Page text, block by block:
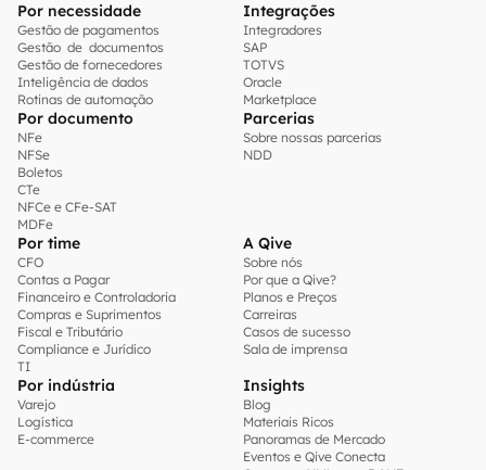
Por necessidade
Gestão de pagamentos
Gestão de documentos
Gestão de fornecedores
Inteligência de dados
Rotinas de automação
Integrações
Integradores
SAP
TOTVS
Oracle
Marketplace
Por documento
NFe
NFSe
Boletos
CTe
NFCe e CFe-SAT
MDFe
Parcerias
Sobre nossas parcerias
NDD
Por time
CFO
Contas a Pagar
Financeiro e Controladoria
Compras e Suprimentos
Fiscal e Tributário
Compliance e Jurídico
TI
A Qive
Sobre nós
Por que a Qive?
Planos e Preços
Carreiras
Casos de sucesso
Sala de imprensa
Por indústria
Varejo
Logística
E-commerce
Insights
Blog
Materiais Ricos
Panoramas de Mercado
Eventos e Qive Conecta